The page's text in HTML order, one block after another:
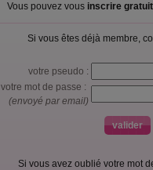
Vous pouvez vous inscrire
Si vous êtes déjà membre,
votre pseudo :
votre mot de passe :
(envoyé par email)
Si vous avez oublié votre mot